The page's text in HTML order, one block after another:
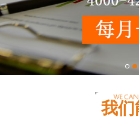
我们